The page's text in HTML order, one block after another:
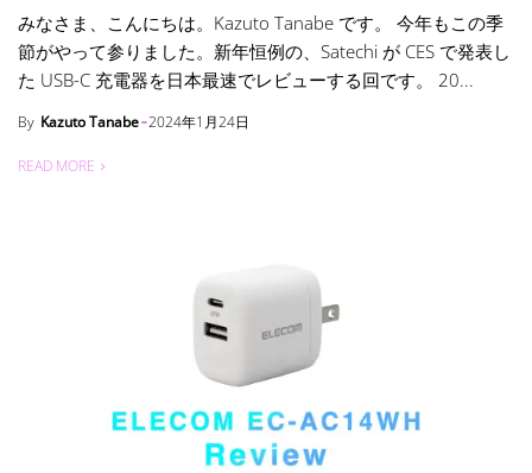
みなさま、こんにちは。Kazuto Tanabe です。 今年もこの季
節がやって参りました。新年恒例の、Satechi が CES で発表し
た USB-C 充電器を日本最速でレビューする回です。 20...
By Kazuto Tanabe 2024年1月24日
READ MORE